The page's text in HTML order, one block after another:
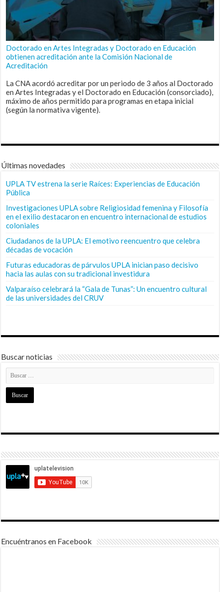
Doctorado en Artes Integradas y Doctorado en Educación
obtienen acreditación ante la Comisión Nacional de
Acreditación
La CNA acordó acreditar por un periodo de 3 años al Doctorado
en Artes Integradas y el Doctorado en Educación (consorciado),
máximo de años permitido para programas en etapa inicial
(según la normativa vigente).
Últimas novedades
UPLA TV estrena la serie Raíces: Experiencias de Educación
Pública
Investigaciones UPLA sobre Religiosidad femenina y Filosofía
en el exilio destacaron en encuentro internacional de estudios
coloniales
Ciudadanos de la UPLA: El emotivo reencuentro que celebra
décadas de vocación
Futuras educadoras de párvulos UPLA inician paso decisivo
hacia las aulas con su tradicional investidura
Valparaíso celebrará la “Gala de Tunas”: Un encuentro cultural
de las universidades del CRUV
Buscar noticias
Encuéntranos en Facebook